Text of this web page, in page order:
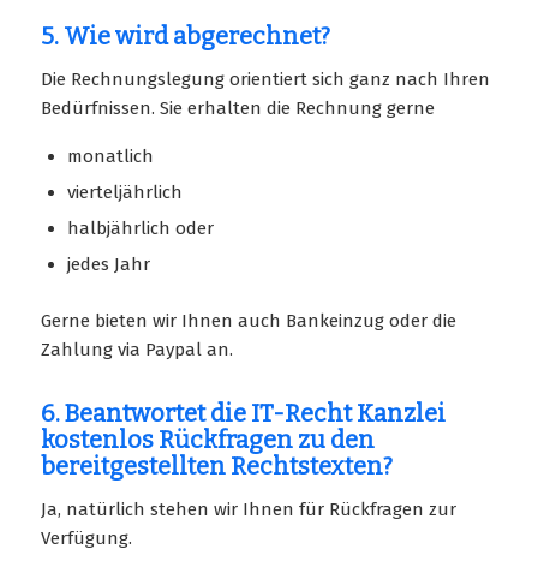
5. Wie wird abgerechnet?
Die Rechnungslegung orientiert sich ganz nach Ihren
Bedürfnissen. Sie erhalten die Rechnung gerne
monatlich
vierteljährlich
halbjährlich oder
jedes Jahr
Gerne bieten wir Ihnen auch Bankeinzug oder die
Zahlung via Paypal an.
6. Beantwortet die IT-Recht Kanzlei
kostenlos Rückfragen zu den
bereitgestellten Rechtstexten?
Ja, natürlich stehen wir Ihnen für Rückfragen zur
Verfügung.